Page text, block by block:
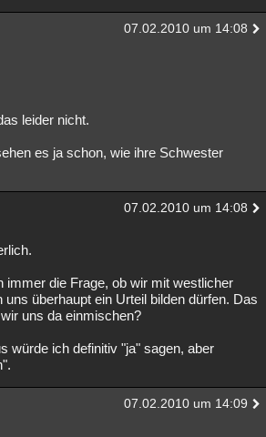
07.02.2010 um 14:08
leider nicht.
es ja schon, wie ihre Schwester
07.02.2010 um 14:08
immer die Frage, ob wir mit westlicher
überhaupt ein Urteil bilden dürfen. Das
uns da einmischen?
würde ich definitiv "ja" sagen, aber
07.02.2010 um 14:09